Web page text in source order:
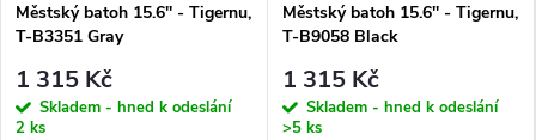
Městský batoh 15.6'' - Tigernu,
T-B3351 Gray
1 315 Kč
Skladem - hned k odeslání
2 ks
Městský batoh 15.6'' - Tigernu,
T-B9058 Black
1 315 Kč
Skladem - hned k odeslání
>5 ks